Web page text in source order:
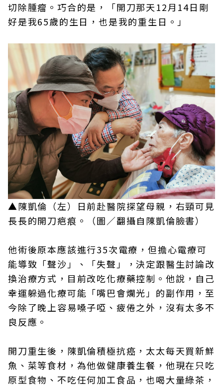
切除腫瘤。巧合的是，「開刀那天12月14日剛
好是我65歲的生日，也是我的重生日。」
▲陳凱倫（左）日前赴醫院探望母親，右頸可見
長長的開刀疤痕。（圖／翻攝自陳凱倫臉書）
他術後原本應該進行35次電療，但擔心電療可
能導致「聲沙」、「失聲」，決定跟醫生討論改
換治療方式，目前改吃化療藥控制。他說，自己
幸運躲過化療可能「嘴巴會爛光」的副作用，至
今除了晚上容易嗓子啞、疲倦之外，沒有太多不
良反應。
開刀重生後，陳凱倫積極抗癌，太太每天買新鮮
魚、菜等食材，為他做健康養生餐，他現在只吃
原型食物、不吃任何加工食品，也喝大量綠茶，